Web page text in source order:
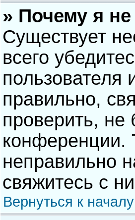
» Почему я
Существует
всего
правильно,
проверить, не
конференции.
неправильно
свяжитесь с
Вернуться к началу